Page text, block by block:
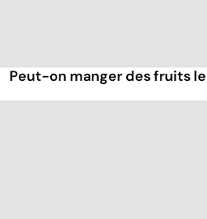
Peut-on manger des fruits le